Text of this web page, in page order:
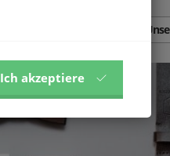
Ich akzeptiere